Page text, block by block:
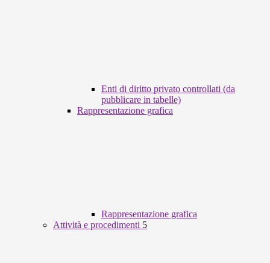
Enti di diritto privato controllati (da
pubblicare in tabelle)
Rappresentazione grafica
Rappresentazione grafica
Attività e procedimenti 5